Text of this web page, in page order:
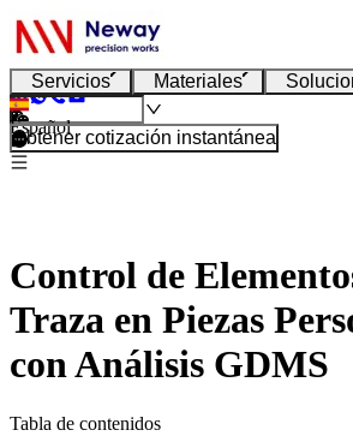
Servicios Materiales
Español
Obtener cotización instantánea
Control de
Traza en Piezas
con Análisis GDMS
Tabla de contenidos